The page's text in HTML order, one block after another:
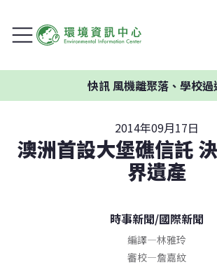
快訊風機離聚落、學校過近
2014年09月17日
澳洲首設大堡礁信託
界遺產
時事新聞/國際新聞
編譯—林雅玲
審校—詹嘉紋